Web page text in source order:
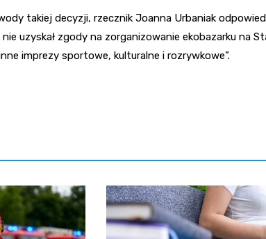
takiej decyzji, rzecznik Joanna Urbaniak
uzyskał zgody na zorganizowanie ekobazarku na
imprezy sportowe, kulturalne i rozrywkowe”.